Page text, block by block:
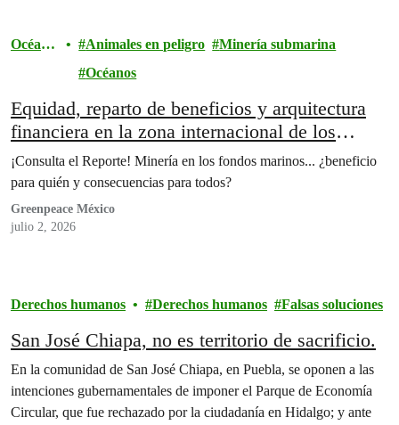
Océano
Animales en peligro
Minería submarina
Océanos
Equidad, reparto de beneficios y arquitectura
financiera en la zona internacional de los
fondos marinos.
¡Consulta el Reporte! Minería en los fondos marinos... ¿beneficio
para quién y consecuencias para todos?
Greenpeace México
julio 2, 2026
Derechos humanos Derechos humanos Falsas soluciones
San José Chiapa, no es territorio de sacrificio.
En la comunidad de San José Chiapa, en Puebla, se oponen a las
intenciones gubernamentales de imponer el Parque de Economía
Circular, que fue rechazado por la ciudadanía en Hidalgo; y ante